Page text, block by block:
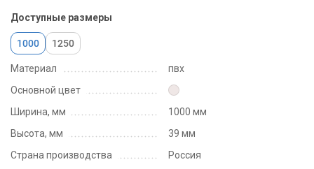
Материал
пвх
Основной цвет
Ширина, мм
1000 мм
Высота, мм
39 мм
Страна производства
Россия
Доступные размеры
1000 1250